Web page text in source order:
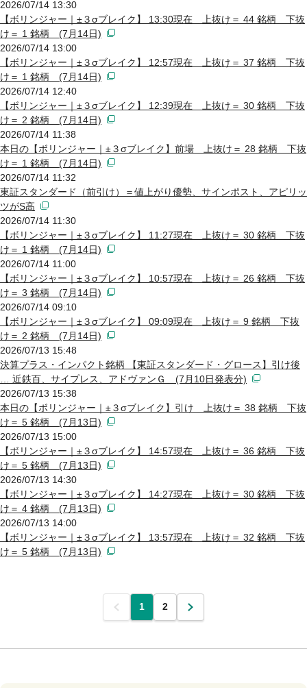
2026/07/14 13:30
【ボリンジャー｜±３σブレイク】 13:30現在 上抜け＝ 44 銘柄 下抜
け＝ 1 銘柄 (7月14日)
2026/07/14 13:00
【ボリンジャー｜±３σブレイク】 12:57現在 上抜け＝ 37 銘柄 下抜
け＝ 1 銘柄 (7月14日)
2026/07/14 12:40
【ボリンジャー｜±３σブレイク】 12:39現在 上抜け＝ 30 銘柄 下抜
け＝ 2 銘柄 (7月14日)
2026/07/14 11:38
本日の【ボリンジャー｜±３σブレイク】前場 上抜け＝ 28 銘柄 下抜
け＝ 1 銘柄 (7月14日)
2026/07/14 11:32
東証スタンダード（前引け）＝値上がり優勢、サインポスト、アピリッ
ツがS高
2026/07/14 11:30
【ボリンジャー｜±３σブレイク】 11:27現在 上抜け＝ 30 銘柄 下抜
け＝ 1 銘柄 (7月14日)
2026/07/14 11:00
【ボリンジャー｜±３σブレイク】 10:57現在 上抜け＝ 26 銘柄 下抜
け＝ 3 銘柄 (7月14日)
2026/07/14 09:10
【ボリンジャー｜±３σブレイク】 09:09現在 上抜け＝ 9 銘柄 下抜
け＝ 2 銘柄 (7月14日)
2026/07/13 15:48
決算プラス・インパクト銘柄 【東証スタンダード・グロース】引け後
… 近鉄百、サイプレス、アドヴァンＧ (7月10日発表分)
2026/07/13 15:38
本日の【ボリンジャー｜±３σブレイク】引け 上抜け＝ 38 銘柄 下抜
け＝ 5 銘柄 (7月13日)
2026/07/13 15:00
【ボリンジャー｜±３σブレイク】 14:57現在 上抜け＝ 36 銘柄 下抜
け＝ 5 銘柄 (7月13日)
2026/07/13 14:30
【ボリンジャー｜±３σブレイク】 14:27現在 上抜け＝ 30 銘柄 下抜
け＝ 4 銘柄 (7月13日)
2026/07/13 14:00
【ボリンジャー｜±３σブレイク】 13:57現在 上抜け＝ 32 銘柄 下抜
け＝ 5 銘柄 (7月13日)
前 1 2 次